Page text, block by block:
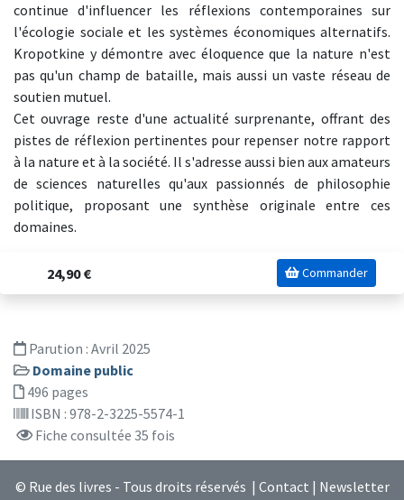
continue d'influencer les réflexions contemporaines sur
l'écologie sociale et les systèmes économiques alternatifs.
Kropotkine y démontre avec éloquence que la nature n'est
pas qu'un champ de bataille, mais aussi un vaste réseau de
soutien mutuel.
Cet ouvrage reste d'une actualité surprenante, offrant des
pistes de réflexion pertinentes pour repenser notre rapport
à la nature et à la société. Il s'adresse aussi bien aux amateurs
de sciences naturelles qu'aux passionnés de philosophie
politique, proposant une synthèse originale entre ces
domaines.
24,90 € Commander
Parution : Avril 2025
Domaine public
496 pages
ISBN : 978-2-3225-5574-1
Fiche consultée 35 fois
© Rue des livres - Tous droits réservés | Contact | Newsletter